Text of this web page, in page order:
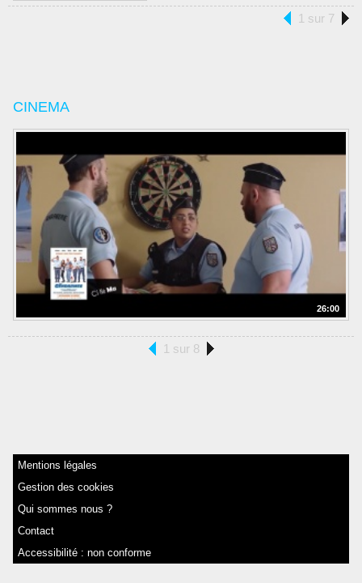
1 sur 7
CINEMA
26:00
1 sur 8
Mentions légales
Gestion des cookies
Qui sommes nous ?
Contact
Accessibilité : non conforme